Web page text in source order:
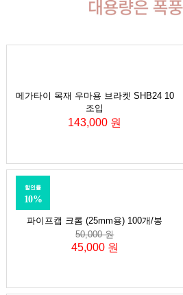
메가타이 목재 우마용 브라켓 SHB24 10
조입
143,000 원
파이프캡 크롬 (25mm용) 100개/봉
할인률
10%
50,000 원
45,000 원